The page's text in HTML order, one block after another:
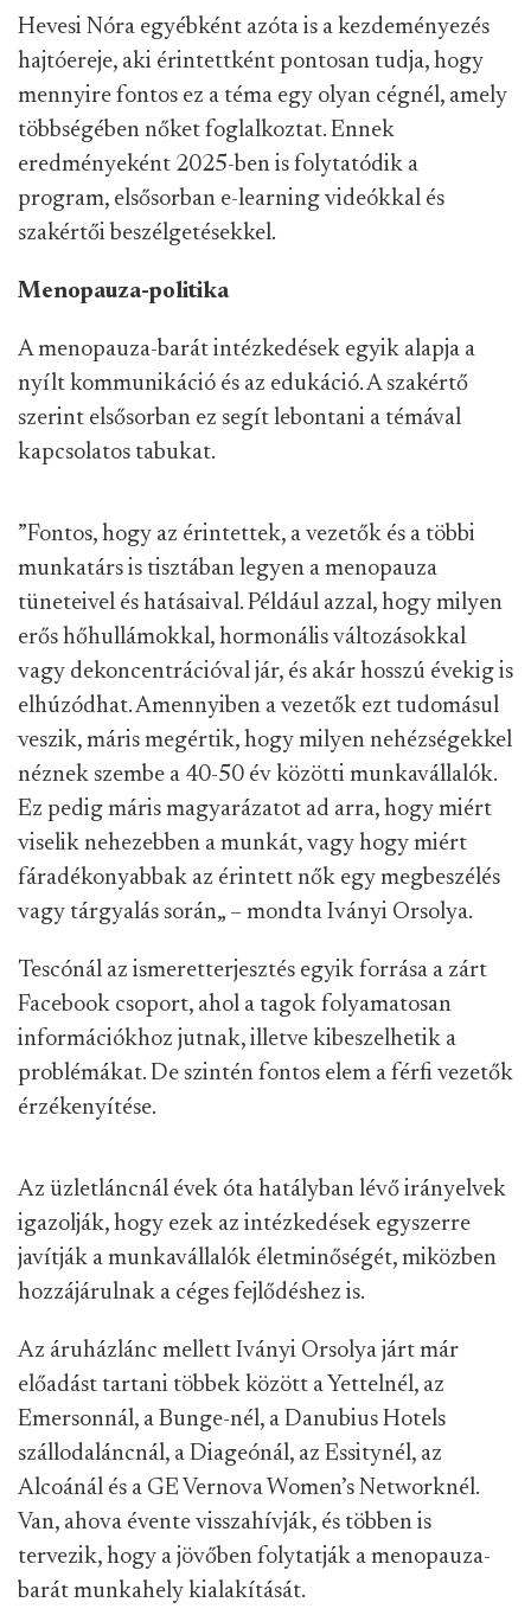
Hevesi Nóra egyébként azóta is a kezdeményezés
hajtóereje, aki érintettként pontosan tudja, hogy
mennyire fontos ez a téma egy olyan cégnél, amely
többségében nőket foglalkoztat. Ennek
eredményeként 2025-ben is folytatódik a
program, elsősorban e-learning videókkal és
szakértői beszélgetésekkel.
Menopauza-politika
A menopauza-barát intézkedések egyik alapja a
nyílt kommunikáció és az edukáció. A szakértő
szerint elsősorban ez segít lebontani a témával
kapcsolatos tabukat.
”Fontos, hogy az érintettek, a vezetők és a többi
munkatárs is tisztában legyen a menopauza
tüneteivel és hatásaival. Például azzal, hogy milyen
erős hőhullámokkal, hormonális változásokkal
vagy dekoncentrációval jár, és akár hosszú évekig is
elhúzódhat. Amennyiben a vezetők ezt tudomásul
veszik, máris megértik, hogy milyen nehézségekkel
néznek szembe a 40-50 év közötti munkavállalók.
Ez pedig máris magyarázatot ad arra, hogy miért
viselik nehezebben a munkát, vagy hogy miért
fáradékonyabbak az érintett nők egy megbeszélés
vagy tárgyalás során„ – mondta Iványi Orsolya.
Tescónál az ismeretterjesztés egyik forrása a zárt
Facebook csoport, ahol a tagok folyamatosan
információkhoz jutnak, illetve kibeszelhetik a
problémákat. De szintén fontos elem a férfi vezetők
érzékenyítése.
Az üzletláncnál évek óta hatályban lévő irányelvek
igazolják, hogy ezek az intézkedések egyszerre
javítják a munkavállalók életminőségét, miközben
hozzájárulnak a céges fejlődéshez is.
Az áruházlánc mellett Iványi Orsolya járt már
előadást tartani többek között a Yettelnél, az
Emersonnál, a Bunge-nél, a Danubius Hotels
szállodaláncnál, a Diageónál, az Essitynél, az
Alcoánál és a GE Vernova Women’s Networknél.
Van, ahova évente visszahívják, és többen is
tervezik, hogy a jövőben folytatják a menopauza-
barát munkahely kialakítását.